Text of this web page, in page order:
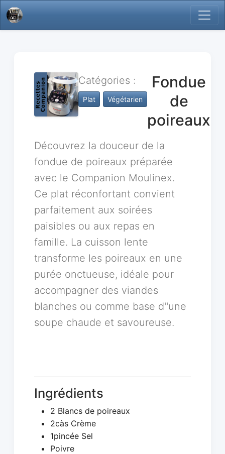
Catégories :
Plat Végétarien
Fondue
de
poireaux
Découvrez la douceur de la
fondue de poireaux préparée
avec le Companion Moulinex.
Ce plat réconfortant convient
parfaitement aux soirées
paisibles ou aux repas en
famille. La cuisson lente
transforme les poireaux en une
purée onctueuse, idéale pour
accompagner des viandes
blanches ou comme base d''une
soupe chaude et savoureuse.
Ingrédients
2 Blancs de poireaux
2càs Crème
1pincée Sel
Poivre